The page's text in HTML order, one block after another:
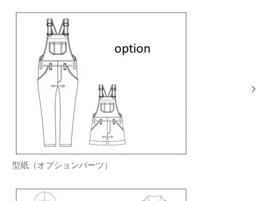
型紙（オプションパーツ）